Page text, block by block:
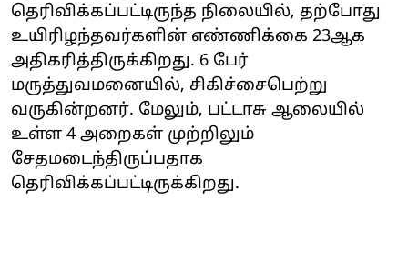
தெரிவிக்கப்பட்டிருந்த நிலையில், தற்போது
உயிரிழந்தவர்களின் எண்ணிக்கை 23ஆக
அதிகரித்திருக்கிறது. 6 பேர்
மருத்துவமனையில், சிகிச்சைபெற்று
வருகின்றனர். மேலும், பட்டாசு ஆலையில்
உள்ள 4 அறைகள் முற்றிலும்
சேதமடைந்திருப்பதாக
தெரிவிக்கப்பட்டிருக்கிறது.